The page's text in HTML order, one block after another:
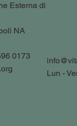
Esterna di
NA
0173
Lun -